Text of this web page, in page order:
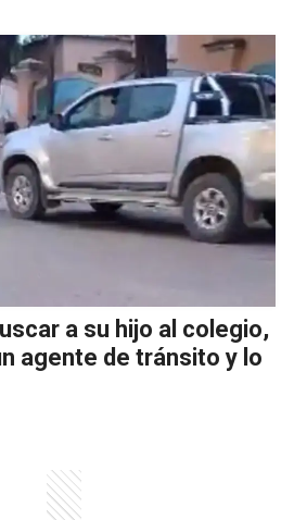
a su hijo al colegio,
agente de tránsito y lo